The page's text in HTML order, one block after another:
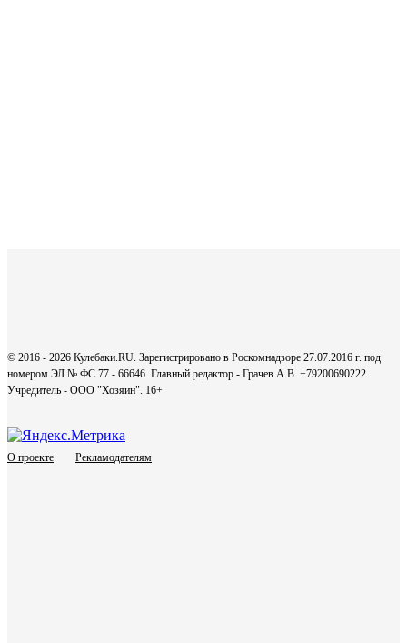
© 2016 - 2026 Кулебаки.RU. Зарегистрировано в Роскомнадзоре 27.07.2016 г. под
номером ЭЛ № ФС 77 - 66646. Главный редактор - Грачев А.В. +79200690222.
Учредитель - ООО "Хозяин". 16+
О проекте Рекламодателям